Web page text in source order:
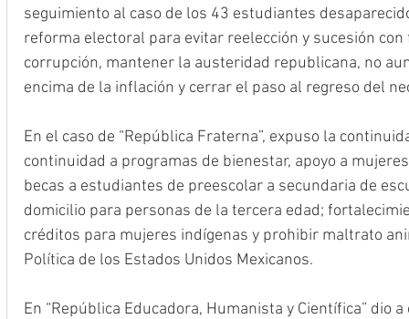
seguimiento al caso de los 43 estudiantes
reforma electoral para evitar reelección y sucesión
corrupción, mantener la austeridad republicana, no
encima de la inflación y cerrar el paso al regreso del
En el caso de “República Fraterna”, expuso la
continuidad a programas de bienestar, apoyo a
becas a estudiantes de preescolar a secundaria de
domicilio para personas de la tercera edad;
créditos para mujeres indígenas y prohibir maltrato
Política de los Estados Unidos Mexicanos.
En “República Educadora, Humanista y Científica” dio